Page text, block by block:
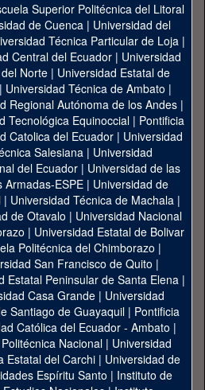
Superior Politécnica del Litoral
de Cuenca| Universidad del
Técnica Particular de Loja|
Central del Ecuador| Universidad
Norte | Universidad Estatal de
| Universidad Técnica de Ambato |
Regional Autónoma de los Andes|
Tecnológica Equinoccial| Pontificia
Catolica del Ecuador | Universidad
Salesiana | Universidad
del Ecuador | Universidad de las
Armadas-ESPE | Universidad de
| Universidad Técnica de Machala|
de Otavalo | Universidad Nacional
| Universidad Estatal de Bolivar
Politécnica del Chimborazo |
San Francisco de Quito |
Estatal Peninsular de Santa Elena|
Casa Grande | Universidad
Santiago de Guayaquil| Pontificia
Católica del Ecuador - Ambato |
Nacional| Universidad
Estatal del Carchi| Universidad de
Espíritu Santo | Instituto de